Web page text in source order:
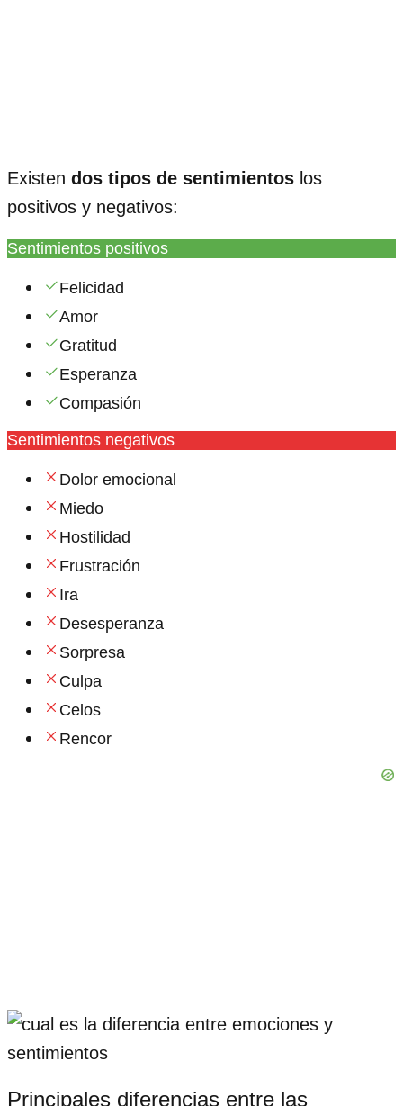
Existen dos tipos de sentimientos los
positivos y negativos:
Sentimientos positivos
Felicidad
Amor
Gratitud
Esperanza
Compasión
Sentimientos negativos
Dolor emocional
Miedo
Hostilidad
Frustración
Ira
Desesperanza
Sorpresa
Culpa
Celos
Rencor
Principales diferencias entre las